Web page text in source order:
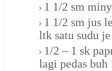
1 1/2 sm
1 1/2 sm jus
ltk satu sudu je
1/2 – 1 sk
lagi pedas buh